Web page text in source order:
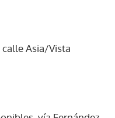
calle Asia/Vista